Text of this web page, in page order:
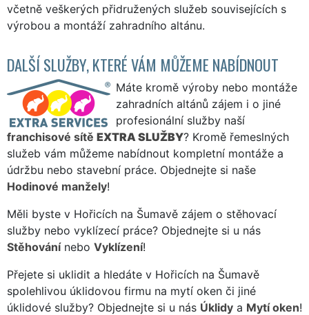
včetně veškerých přidružených služeb souvisejících s
výrobou a montáží zahradního altánu.
DALŠÍ SLUŽBY, KTERÉ VÁM MŮŽEME NABÍDNOUT
Máte kromě výroby nebo montáže
zahradních altánů zájem i o jiné
profesionální služby naší
franchisové sítě EXTRA SLUŽBY? Kromě řemeslných
služeb vám můžeme nabídnout kompletní montáže a
údržbu nebo stavební práce. Objednejte si naše
Hodinové manžely!
Měli byste v Hořicích na Šumavě zájem o stěhovací
služby nebo vyklízecí práce? Objednejte si u nás
Stěhovánínebo Vyklízení!
Přejete si uklidit a hledáte v Hořicích na Šumavě
spolehlivou úklidovou firmu na mytí oken či jiné
úklidové služby? Objednejte si u nás Úklidy a Mytí oken!